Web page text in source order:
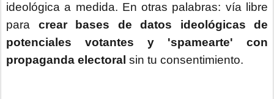
ideológica a medida. En otras palabras: vía libre
para crear bases de datos ideológicas de
potenciales votantes y 'spamearte' con
propaganda electoral sin tu consentimiento.